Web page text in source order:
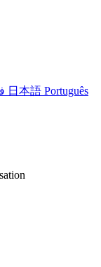
日本語 Português